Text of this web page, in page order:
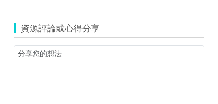
資源評論或心得分享